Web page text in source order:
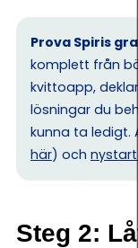
Prova Spiris
komplett från
kvittoapp,
lösningar du
kunna ta ledigt.
här) och
Steg 2: